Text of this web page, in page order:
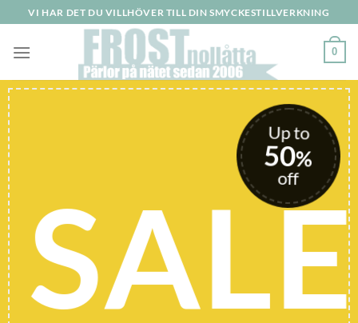
to
content
VI HAR DET DU VILLHÖVER TILL DIN SMYCKESTILLVERKNING
0
to
FASHION
CLOTHES